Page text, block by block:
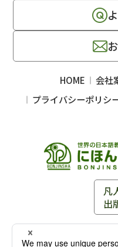
凡
出
〒102-0093 東京都千代
HOME 会社
プライバシーポリシ